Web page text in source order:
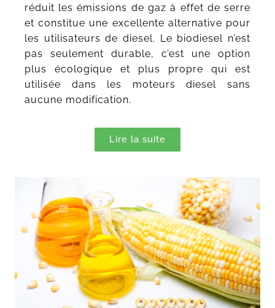
réduit les émissions de gaz à effet de serre
et constitue une excellente alternative pour
les utilisateurs de diesel. Le biodiesel n’est
pas seulement durable, c’est une option
plus écologique et plus propre qui est
utilisée dans les moteurs diesel sans
aucune modification.
Lire la suite